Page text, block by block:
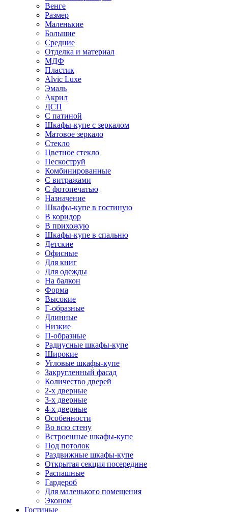
Венге
Размер
Маленькие
Большие
Средние
Отделка и материал
МДФ
Пластик
Alvic Luxe
Эмаль
Акрил
ДСП
С патиной
Шкафы-купе с зеркалом
Матовое зеркало
Стекло
Цветное стекло
Пескоструй
Комбинированные
С витражами
С фотопечатью
Назначение
Шкафы-купе в гостиную
В коридор
В прихожую
Шкафы-купе в спальню
Детские
Офисные
Для книг
Для одежды
На балкон
Форма
Высокие
Г-образные
Длинные
Низкие
П-образные
Радиусные шкафы-купе
Широкие
Угловые шкафы-купе
Закругленный фасад
Количество дверей
2-х дверные
3-х дверные
4-х дверные
Особенности
Во всю стену
Встроенные шкафы-купе
Под потолок
Раздвижные шкафы-купе
Открытая секция посередине
Распашные
Гардероб
Для маленького помещения
Эконом
Гостиные